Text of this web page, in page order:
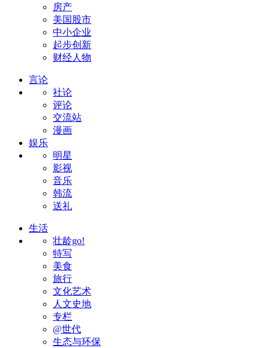
房产
美国股市
中小企业
起步创新
财经人物
言论
社论
评论
交流站
漫画
娱乐
明星
影视
音乐
韩流
送礼
生活
壮龄go!
特写
美食
旅行
文化艺术
人文史地
专栏
@世代
生态与环保